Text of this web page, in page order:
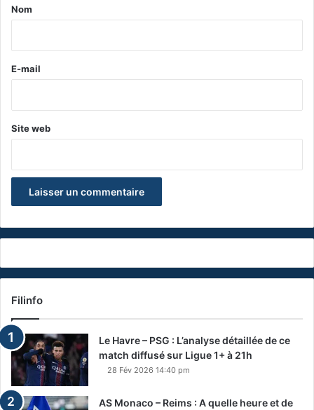
a
e
Nom
E-mail
Site web
Filinfo
Le Havre – PSG : L’analyse détaillée de ce
match diffusé sur Ligue 1+ à 21h
28 Fév 2026 14:40 pm
AS Monaco – Reims : A quelle heure et de